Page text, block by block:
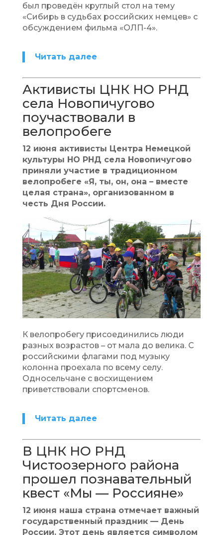
был проведён круглый стол на тему
«Сибирь в судьбах российских немцев» с
обсуждением фильма «ОЛП-4».
Читать далее
Активисты ЦНК НО РНД
села Новопичугово
поучаствовали в
велопробеге
12 июня активисты Центра Немецкой
культуры НО РНД села Новопичугово
приняли участие в традиционном
велопробеге «Я, ты, он, она – вместе
целая страна», организованном в
честь Дня России.
К велопробегу присоединились люди
разных возрастов – от мала до велика. С
российскими флагами под музыку
колонна проехала по всему селу.
Односельчане с восхищением
приветствовали спортсменов.
Читать далее
В ЦНК НО РНД
Чистоозерного района
прошел познавательный
квест «Мы — Россияне»
12 июня наша страна отмечает важный
государственный праздник — День
России. Этот день является символом